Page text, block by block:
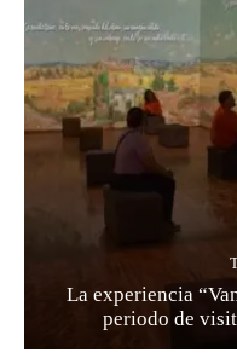
La experiencia
periodo de